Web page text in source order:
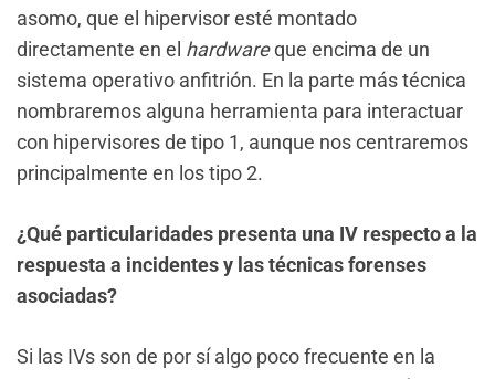
asomo, que el hipervisor esté montado
directamente en el hardwareque encima de un
sistema operativo anfitrión. En la parte más técnica
nombraremos alguna herramienta para interactuar
con hipervisores de tipo 1, aunque nos centraremos
principalmente en los tipo 2.
¿Qué particularidades presenta una IV respecto a la
respuesta a incidentes y las técnicas forenses
asociadas?
Si las IVs son de por sí algo poco frecuente en la